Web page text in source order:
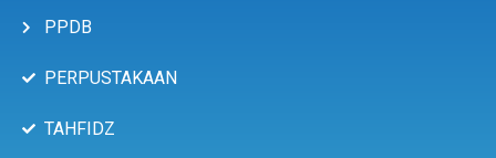
PPDB
PERPUSTAKAAN
TAHFIDZ